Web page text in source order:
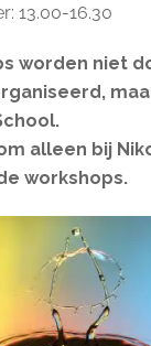
13.00-16.30
worden niet
alleen bij
workshops.